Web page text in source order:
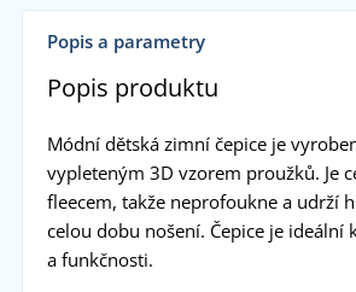
Popis a parametry
Popis produktu
Módní dětská zimní čepice je
vypleteným 3D vzorem proužků. Je
fleecem, takže neprofoukne a udrží
celou dobu nošení. Čepice je ideální
a funkčnosti.